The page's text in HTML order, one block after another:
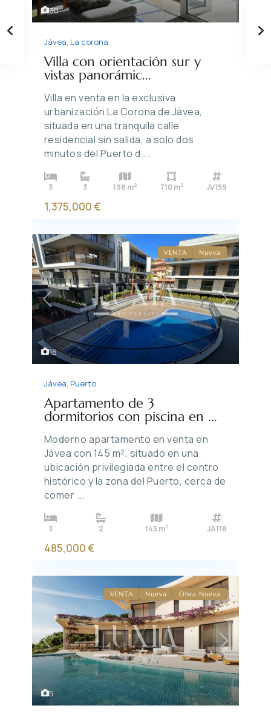
30
Jávea, La corona
Villa con orientación sur y
vistas panorámic...
Villa en venta en la exclusiva
urbanización La Corona de Jávea,
situada en una tranquila calle
residencial sin salida, a solo dos
minutos del Puerto d ...
3 3 198 m2 710 m2 JV159
1,375,000 €
16
Previous Next
VENTA Nueva
Jávea, Puerto
Apartamento de 3
dormitorios con piscina en ...
Moderno apartamento en venta en
Jávea con 145 m², situado en una
ubicación privilegiada entre el centro
histórico y la zona del Puerto, cerca de
comer ...
3 2 145 m2 JA118
485,000 €
5
Previous Next
VENTA Nueva Obra Nueva